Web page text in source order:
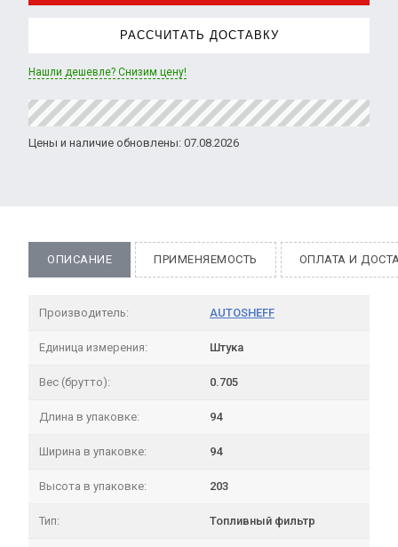
РАССЧИТАТЬ ДОСТАВКУ
Нашли дешевле? Снизим цену!
Цены и наличие обновлены: 07.08.2026
ОПИСАНИЕ ПРИМЕНЯЕМОСТЬ ОПЛАТА И
Производитель: AUTOSHEFF
Единица измерения: Штука
Вес (брутто): 0.705
Длина в упаковке: 94
Ширина в упаковке: 94
Высота в упаковке: 203
Тип: Топливный фильтр